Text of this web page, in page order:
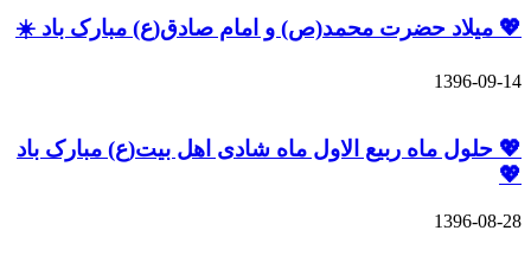
💖 میلاد حضرت محمد(ص) و امام صادق(ع) مبارک باد ☀️
1396-09-14
💖 حلول ماه ربیع الاول ماه شادی اهل بیت(ع) مبارک باد
💖
1396-08-28